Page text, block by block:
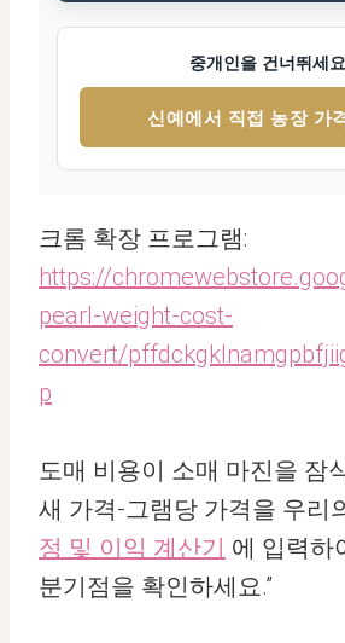
중개인을 건너뛰세
신예에서 직접 농장 가
크롬 확장 프로그램:
https://
pearl-weight-cost-
convert/
p
도매 비용이 소매 마진을 잠
새 가격-그램당 가격을 우리
정 및 이익 계산기 에 입력하
분기점을 확인하세요.”